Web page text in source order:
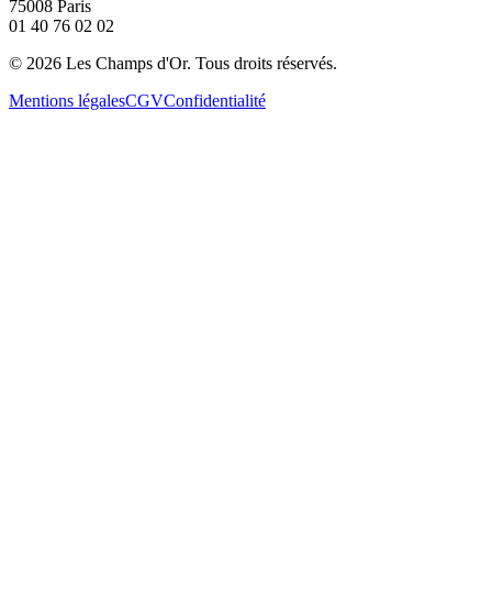
75008 Paris
01 40 76 02 02
© 2026 Les Champs d'Or. Tous droits réservés.
Mentions légalesCGVConfidentialité